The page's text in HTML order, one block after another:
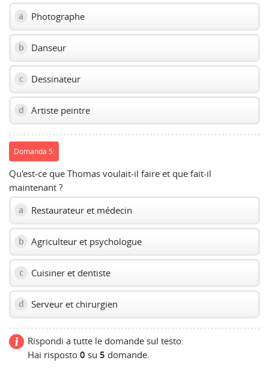
a Photographe
b Danseur
c Dessinateur
d Artiste peintre
Domanda 5:
Qu'est-ce que Thomas voulait-il faire et que fait-il
maintenant ?
a Restaurateur et médecin
b Agriculteur et psychologue
c Cuisiner et dentiste
d Serveur et chirurgien
Rispondi a tutte le domande sul testo:
Hai risposto 0 su 5 domande.